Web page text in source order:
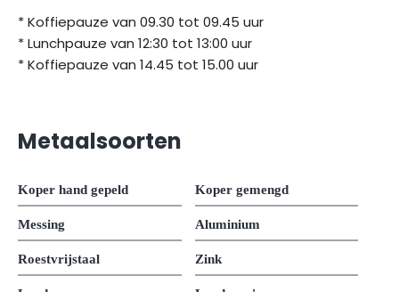
* Koffiepauze van 09.30 tot 09.45 uur
* Lunchpauze van 12:30 tot 13:00 uur
* Koffiepauze van 14.45 tot 15.00 uur
Metaalsoorten
Koper hand gepeld Koper gemengd
Messing Aluminium
Roestvrijstaal Zink